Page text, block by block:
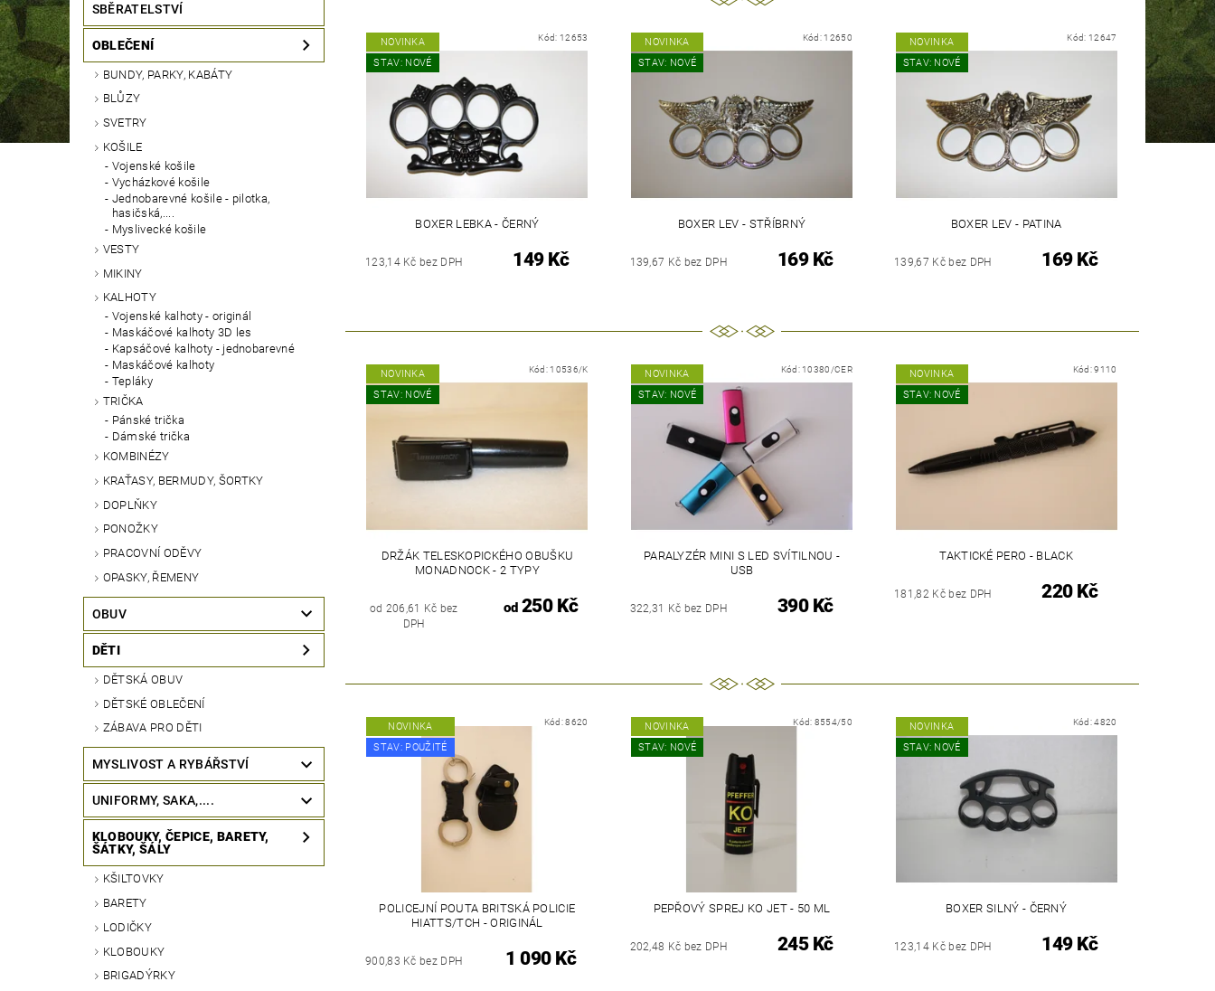
SBĚRATELSTVÍ
OBLEČENÍ
BUNDY, PARKY, KABÁTY
BLŮZY
SVETRY
KOŠILE
Vojenské košile
Vycházkové košile
Jednobarevné košile - pilotka,
hasičská,....
Myslivecké košile
VESTY
MIKINY
KALHOTY
Vojenské kalhoty - originál
Maskáčové kalhoty 3D les
Kapsáčové kalhoty - jednobarevné
Maskáčové kalhoty
Tepláky
TRIČKA
Pánské trička
Dámské trička
KOMBINÉZY
KRAŤASY, BERMUDY, ŠORTKY
DOPLŇKY
PONOŽKY
PRACOVNÍ ODĚVY
OPASKY, ŘEMENY
OBUV
DĚTI
DĚTSKÁ OBUV
DĚTSKÉ OBLEČENÍ
ZÁBAVA PRO DĚTI
MYSLIVOST A RYBÁŘSTVÍ
UNIFORMY, SAKA,....
KLOBOUKY, ČEPICE, BARETY,
ŠÁTKY, ŠÁLY
KŠILTOVKY
BARETY
LODIČKY
KLOBOUKY
BRIGADÝRKY
NOVINKA
STAV: NOVÉ
Kód: 12653
BOXER LEBKA - ČERNÝ
123,14 Kč bez DPH 149 Kč
NOVINKA
STAV: NOVÉ
Kód: 12650
BOXER LEV - STŘÍBRNÝ
139,67 Kč bez DPH 169 Kč
NOVINKA
STAV: NOVÉ
Kód: 12647
BOXER LEV - PATINA
139,67 Kč bez DPH 169 Kč
NOVINKA
STAV: NOVÉ
Kód: 10536/K
DRŽÁK TELESKOPICKÉHO OBUŠKU
MONADNOCK - 2 TYPY
od 206,61 Kč bez
DPH
od250 Kč
NOVINKA
STAV: NOVÉ
Kód: 10380/CER
PARALYZÉR MINI S LED SVÍTILNOU -
USB
322,31 Kč bez DPH 390 Kč
NOVINKA
STAV: NOVÉ
Kód:9110
TAKTICKÉ PERO - BLACK
181,82 Kč bez DPH 220 Kč
NOVINKA
STAV: POUŽITÉ
Kód:8620
POLICEJNÍ POUTA BRITSKÁ POLICIE
HIATTS/TCH - ORIGINÁL
900,83 Kč bez DPH 1 090 Kč
NOVINKA
STAV: NOVÉ
Kód: 8554/50
PEPŘOVÝ SPREJ KO JET - 50 ML
202,48 Kč bez DPH 245 Kč
NOVINKA
STAV: NOVÉ
Kód:4820
BOXER SILNÝ - ČERNÝ
123,14 Kč bez DPH 149 Kč